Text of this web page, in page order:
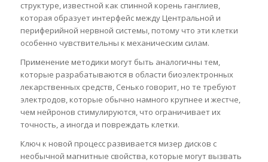
структуре, известной как спинной корень ганглиев,
которая образует интерфейс между Центральной и
периферийной нервной системы, потому что эти клетки
особенно чувствительны к механическим силам.
Применение методики могут быть аналогичны тем,
которые разрабатываются в области биоэлектронных
лекарственных средств, Сенько говорит, но те требуют
электродов, которые обычно намного крупнее и жестче,
чем нейронов стимулируются, что ограничивает их
точность, а иногда и повреждать клетки.
Ключ к новой процесс развивается мизер дисков с
необычной магнитные свойства, которые могут вызвать